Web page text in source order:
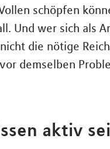
schöpfen
Und wer sich als
die nötige
demselben
aktiv